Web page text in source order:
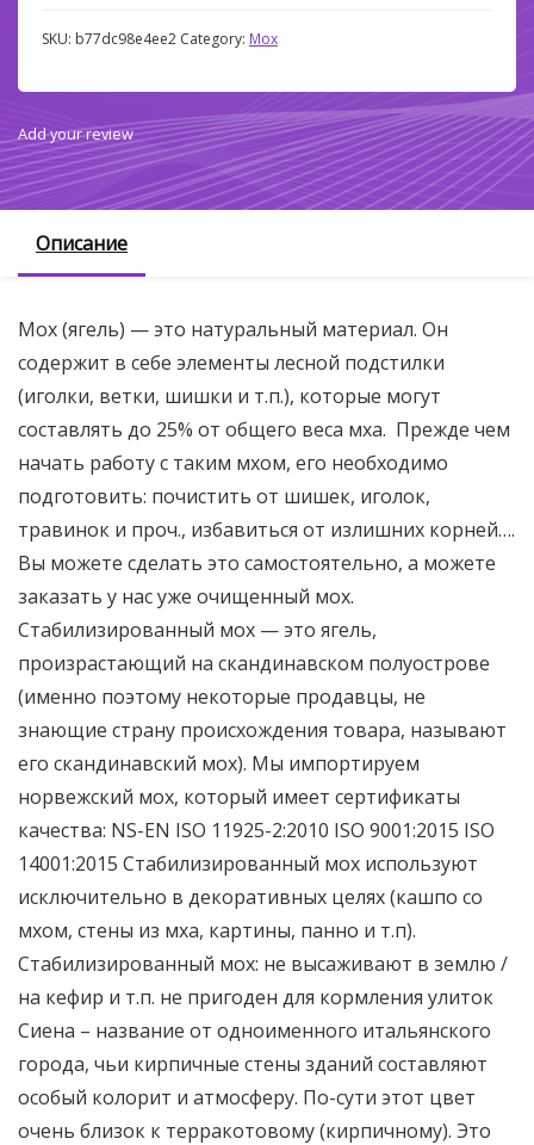
SKU: b77dc98e4ee2 Category: Мох
Add your review
Описание
Мох (ягель) — это натуральный материал. Он
содержит в себе элементы лесной подстилки
(иголки, ветки, шишки и т.п.), которые могут
составлять до 25% от общего веса мха. Прежде чем
начать работу с таким мхом, его необходимо
подготовить: почистить от шишек, иголок,
травинок и проч., избавиться от излишних корней….
Вы можете сделать это самостоятельно, а можете
заказать у нас уже очищенный мох.
Стабилизированный мох — это ягель,
произрастающий на скандинавском полуострове
(именно поэтому некоторые продавцы, не
знающие страну происхождения товара, называют
его скандинавский мох). Мы импортируем
норвежский мох, который имеет сертификаты
качества: NS-EN ISO 11925-2:2010 ISO 9001:2015 ISO
14001:2015 Стабилизированный мох используют
исключительно в декоративных целях (кашпо со
мхом, стены из мха, картины, панно и т.п).
Стабилизированный мох: не высаживают в землю /
на кефир и т.п. не пригоден для кормления улиток
Сиена – название от одноименного итальянского
города, чьи кирпичные стены зданий составляют
особый колорит и атмосферу. По-сути этот цвет
очень близок к терракотовому (кирпичному). Это